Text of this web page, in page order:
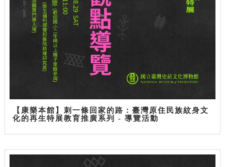
【康樂本館】刺一條回家的路：臺灣原住民族紋身文
化的再生特展教育推廣系列 - 導覽活動